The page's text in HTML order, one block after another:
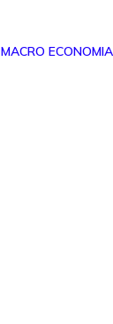
MACRO ECONOMIA